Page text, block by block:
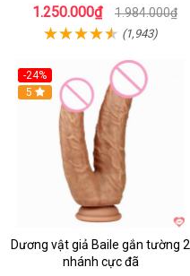
1.250.000₫ 1.984.000₫
(1,943)
-24%
Hot
5
Dương vật giả Baile gắn tường 2
nhánh cực đã